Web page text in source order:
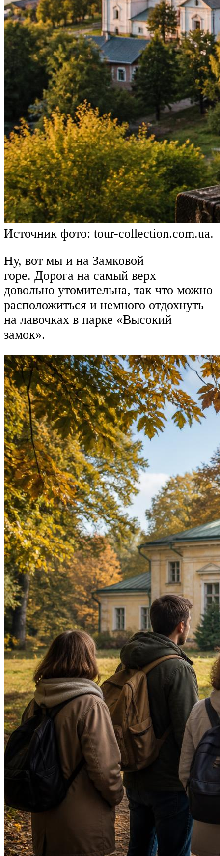
Источник фото: tour-collection.com.ua.
Ну, вот мы и на Замковой
горе. Дорога на самый верх
довольно утомительна, так что можно
расположиться и немного отдохнуть
на лавочках в парке «Высокий
замок».